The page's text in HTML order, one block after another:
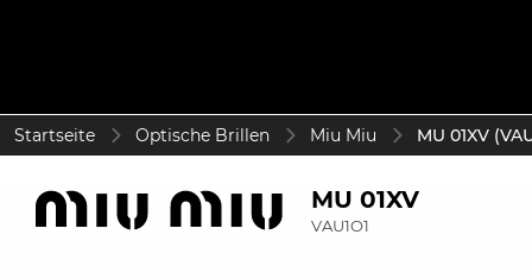
Startseite Optische Brillen Miu Miu MU 01XV
MU 01XV
VAU1O1